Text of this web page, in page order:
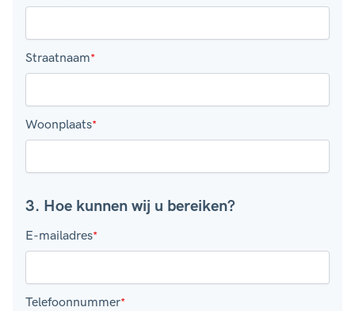
Straatnaam*
Woonplaats*
3. Hoe kunnen wij u bereiken?
E-mailadres*
Telefoonnummer*